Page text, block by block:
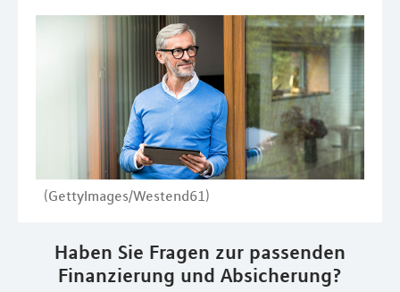
(GettyImages/Westend61)
Haben Sie Fragen zur passenden
Finanzierung und Absicherung?